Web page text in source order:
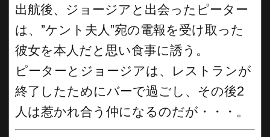
出航後、ジョージアと出会ったピーター
は、”ケント夫人”宛の電報を受け取った
彼女を本人だと思い食事に誘う。
ピーターとジョージアは、レストランが
終了したためにバーで過ごし、その後2
人は惹かれ合う仲になるのだが・・・。